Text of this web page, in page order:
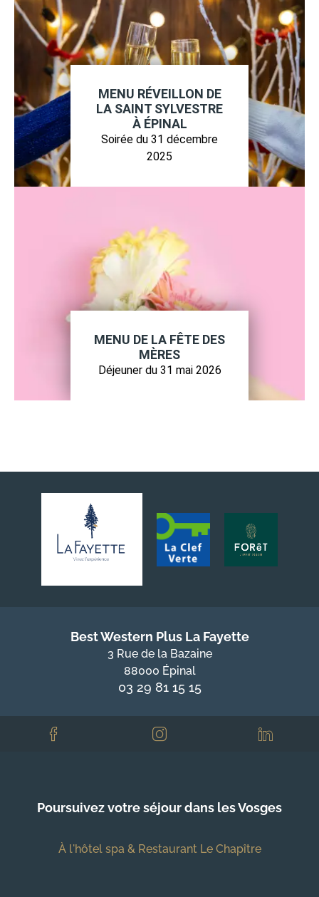
MENU RÉVEILLON DE
LA SAINT SYLVESTRE
À ÉPINAL
Soirée du 31 décembre
2025
MENU DE LA FÊTE DES
MÈRES
Déjeuner du 31 mai 2026
Best Western Plus La Fayette
3 Rue de la Bazaine
88000 Épinal
03 29 81 15 15
Poursuivez votre séjour dans les Vosges
À l'hôtel spa & Restaurant Le Chapître